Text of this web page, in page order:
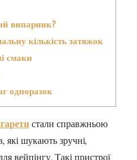
випарник?
кількість затяжок
смаки
одноразок
стали справжньою
які шукають зручні,